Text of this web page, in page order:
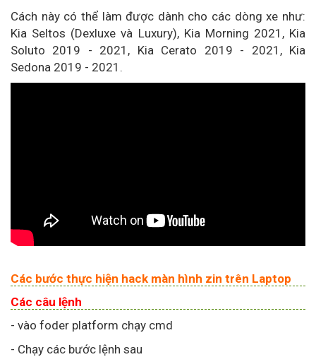
Cách này có thể làm được dành cho các dòng xe như:
Kia Seltos (Dexluxe và Luxury), Kia Morning 2021, Kia
Soluto 2019 - 2021, Kia Cerato 2019 - 2021, Kia
Sedona 2019 - 2021.
Các bước thực hiện hack màn hình zin trên Laptop
Các câu lệnh
- vào foder platform chạy cmd
- Chạy các bước lệnh sau